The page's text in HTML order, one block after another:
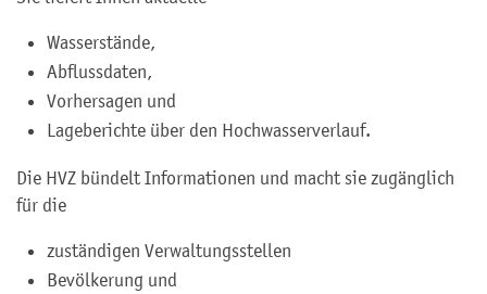
Wasserstände,
Abflussdaten,
Vorhersagen und
Lageberichte über den Hochwasserverlauf.
Die HVZ bündelt Informationen und macht sie zugänglich
für die
zuständigen Verwaltungsstellen
Bevölkerung und